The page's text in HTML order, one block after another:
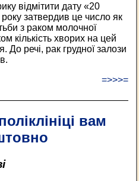
відмітити дату «20
затвердив це число як
з раком молочної
кількість хворих на цей
До речі, рак грудної залози
=>>>=
вам